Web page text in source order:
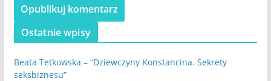
Ostatnie wpisy
Beata Tetkowska – “Dziewczyny Konstancina. Sekrety
seksbiznesu”